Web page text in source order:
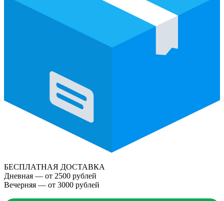
БЕСПЛАТНАЯ ДОСТАВКА
Дневная — от 2500 рублей
Вечерняя — от 3000 рублей